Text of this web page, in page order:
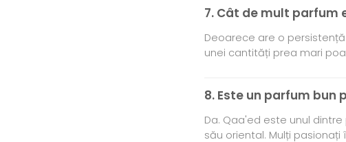
7. Cât de mult parfum
Deoarece are o
unei cantități prea mari
8. Este un parfum bun
Da. Qaa'ed este unul
său oriental. Mulți